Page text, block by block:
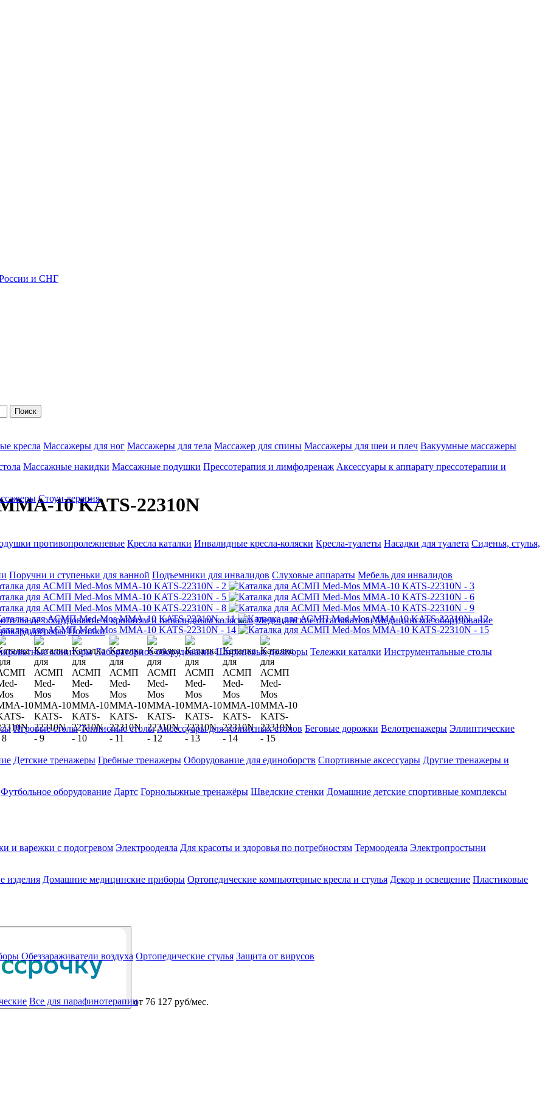
России и СНГ
кресла Массажеры для ног Массажеры для тела Массажер для спины Массажеры для шеи и плеч Вакуумные массажеры
Массажные накидки Массажные подушки Прессотерапия и лимфодренаж Аксессуары к аппарату прессотерапии и
Стоун-терапия
противопролежневые Кресла каталки Инвалидные кресла-коляски Кресла-туалеты Насадки для туалета Сиденья, стулья,
Поручни и ступеньки для ванной Подъемники для инвалидов Слуховые аппараты Мебель для инвалидов
оборудование к кроватям и инвалидным коляскам Медицинские отсасыватели Медицинское оборудование
Носилки
мониторы Лабораторное оборудование Шприцевые дозаторы Тележки каталки Инструментальные столы
Игровые столы Теннисные столы Аксессуары для теннисных столов Беговые дорожки Велотренажеры Эллиптические
Детские тренажеры Гребные тренажеры Оборудование для единоборств Спортивные аксессуары Другие тренажеры и
Футбольное оборудование Дартс Горнолыжные тренажёры Шведские стенки Домашние детские спортивные комплексы
и варежки с подогревом Электроодеяла Для красоты и здоровья по потребностям Термоодеяла Электропростыни
изделия Домашние медицинские приборы Ортопедические компьютерные кресла и стулья Декор и освещение Пластиковые
Обеззараживатели воздуха Ортопедические стулья Защита от вирусов
Все для парафинотерапии
Поиск
10 KATS-22310N
от 76 127 руб/мес.